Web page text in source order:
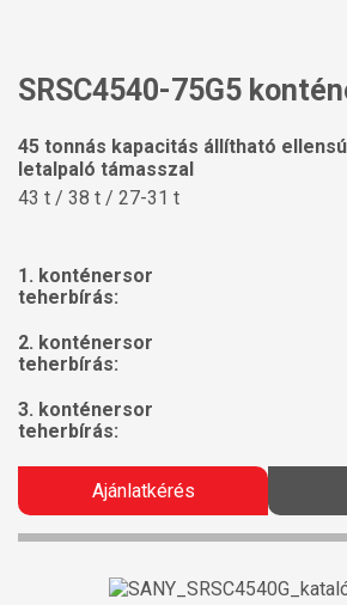
SRSC4540-75G5
45 tonnás kapacitás állítható
letalpaló támasszal
43 t / 38 t / 27-31 t
1. konténersor
teherbírás:
2. konténersor
teherbírás:
3. konténersor
teherbírás:
Ajánlatkérés